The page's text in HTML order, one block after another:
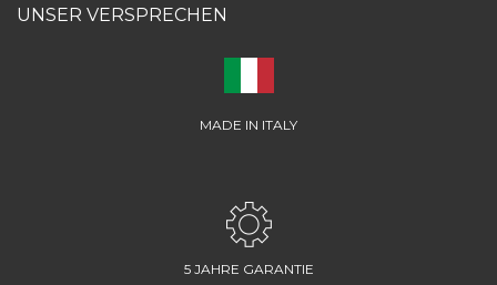
UNSER VERSPRECHEN
MADE IN ITALY
5 JAHRE GARANTIE